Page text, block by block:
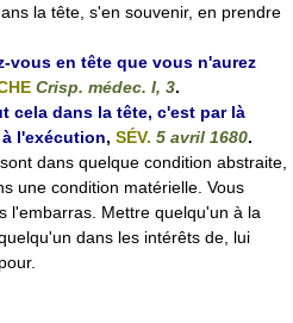
la tête, s'en souvenir, en prendre
vous en tête que vous n'aurez
Crisp. médec. I, 3.
cela dans la tête, c'est par là
l'exécution, SÉV. 5 avril 1680.
dans quelque condition abstraite,
une condition matérielle. Vous
l'embarras. Mettre quelqu'un à la
dans les intérêts de, lui